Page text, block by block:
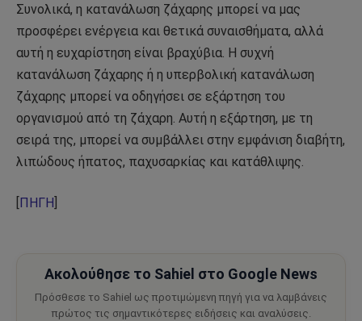
Συνολικά, η κατανάλωση ζάχαρης μπορεί να μας
προσφέρει ενέργεια και θετικά συναισθήματα, αλλά
αυτή η ευχαρίστηση είναι βραχύβια. Η συχνή
κατανάλωση ζάχαρης ή η υπερβολική κατανάλωση
ζάχαρης μπορεί να οδηγήσει σε εξάρτηση του
οργανισμού από τη ζάχαρη. Αυτή η εξάρτηση, με τη
σειρά της, μπορεί να συμβάλλει στην εμφάνιση διαβήτη,
λιπώδους ήπατος, παχυσαρκίας και κατάθλιψης.
ΠΗΓΗ
Ακολούθησε το Sahiel στο Google News
Πρόσθεσε το Sahiel ως προτιμώμενη πηγή για να λαμβάνεις
πρώτος τις σημαντικότερες ειδήσεις και αναλύσεις.